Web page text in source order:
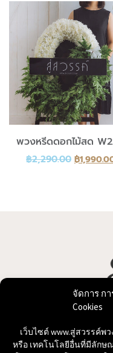
จัดการ ก
Cookies
เว็บไซต์ www.สู่สวรรค์พ
หรือ เทคโนโลยีอื่นที่มีลักษ
พวงหรีดดอกไม้สด
฿2,290.00 ฿
บริการจัดทำพวงห